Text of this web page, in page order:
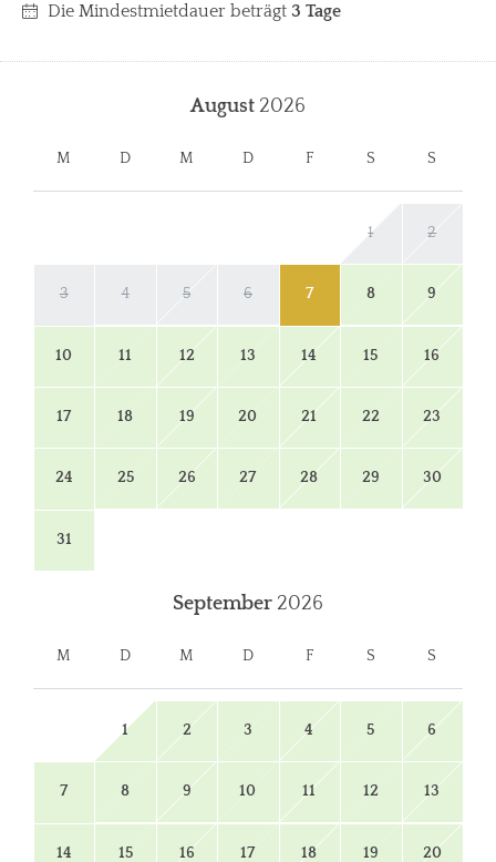
Die Mindestmietdauer beträgt 3 Tage
August 2026
M D M D F S S
1 2
3 4 5 6 7 8 9
10 11 12 13 14 15 16
17 18 19 20 21 22 23
24 25 26 27 28 29 30
31
September 2026
M D M D F S S
1 2 3 4 5 6
7 8 9 10 11 12 13
14 15 16 17 18 19 20